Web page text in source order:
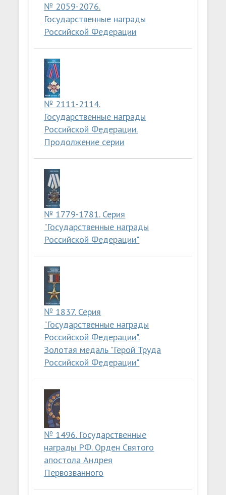
№ 2059-2076.
Государственные награды
Российской Федерации
№ 2111-2114.
Государственные награды
Российской Федерации.
Продолжение серии
№ 1779-1781. Серия
"Государственные награды
Российской Федерации"
№ 1837. Серия
"Государственные награды
Российской Федерации".
Золотая медаль "Герой Труда
Российской Федерации"
№ 1496. Государственные
награды РФ. Орден Святого
апостола Андрея
Первозванного